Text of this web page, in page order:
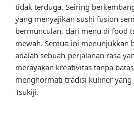
tidak terduga. Seiring
yang menyajikan sushi fusion
bermunculan, dari menu di food
mewah. Semua ini menunjukkan
adalah sebuah perjalanan rasa
merayakan kreativitas tanpa
menghormati tradisi kuliner yang
Tsukiji.